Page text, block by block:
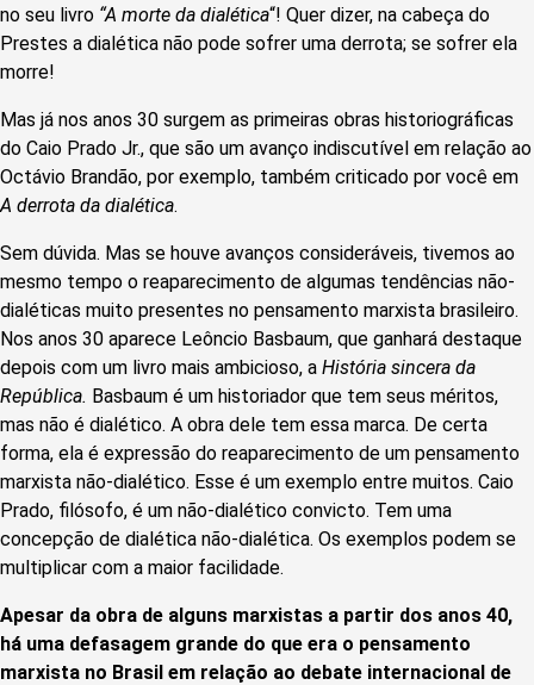
no seu livro “A morte da dialética“! Quer dizer, na cabeça do
Prestes a dialética não pode sofrer uma derrota; se sofrer ela
morre!
Mas já nos anos 30 surgem as primeiras obras historiográficas
do Caio Prado Jr., que são um avanço indiscutível em relação ao
Octávio Brandão, por exemplo, também criticado por você em
A derrota da dialética.
Sem dúvida. Mas se houve avanços consideráveis, tivemos ao
mesmo tempo o reaparecimento de algumas tendências não-
dialéticas muito presentes no pensamento marxista brasileiro.
Nos anos 30 aparece Leôncio Basbaum, que ganhará destaque
depois com um livro mais ambicioso, a História sincera da
República. Basbaum é um historiador que tem seus méritos,
mas não é dialético. A obra dele tem essa marca. De certa
forma, ela é expressão do reaparecimento de um pensamento
marxista não-dialético. Esse é um exemplo entre muitos. Caio
Prado, filósofo, é um não-dialético convicto. Tem uma
concepção de dialética não-dialética. Os exemplos podem se
multiplicar com a maior facilidade.
Apesar da obra de alguns marxistas a partir dos anos 40,
há uma defasagem grande do que era o pensamento
marxista no Brasil em relação ao debate internacional de